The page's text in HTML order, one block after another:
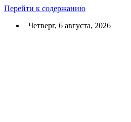
Перейти к содержанию
Четверг, 6 августа, 2026